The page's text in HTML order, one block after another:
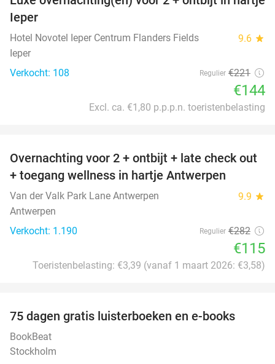
35%
Ieper
Hotel Novotel Ieper Centrum Flanders Fields 9.6 star
Ieper
Verkocht: 108
Regulier €221
€144
Excl. ca. €1,80 p.p.p.n. toeristenbelasting
59%
Overnachting voor 2 + ontbijt + late check out
+ toegang wellness in hartje Antwerpen
Van der Valk Park Lane Antwerpen 9.9 star
Antwerpen
Verkocht: 1.190
Regulier €282
€115
Toeristenbelasting: €3,39 (vanaf 1 maart 2026: €3,58)
75 dagen gratis luisterboeken en e-books
BookBeat
Stockholm